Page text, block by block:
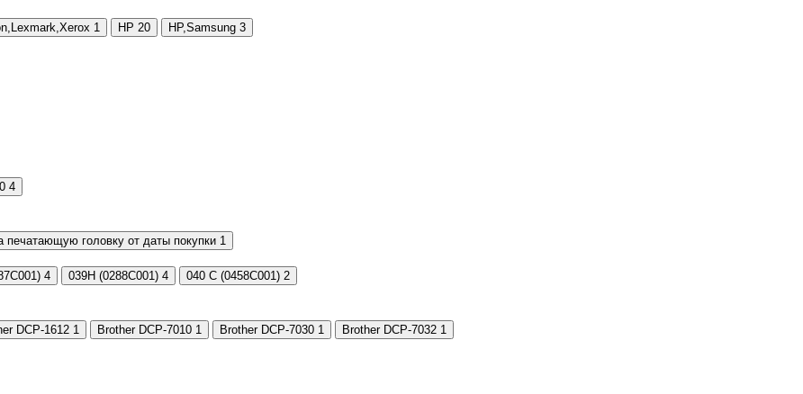
1 HP 20 HP,Samsung 3
4
/ 6 месяцев на печатающую головку от даты покупки 1
4 039H (0288C001) 4 040 C (0458C001) 2
DCP-1612 1 Brother DCP-7010 1 Brother DCP-7030 1 Brother DCP-7032 1